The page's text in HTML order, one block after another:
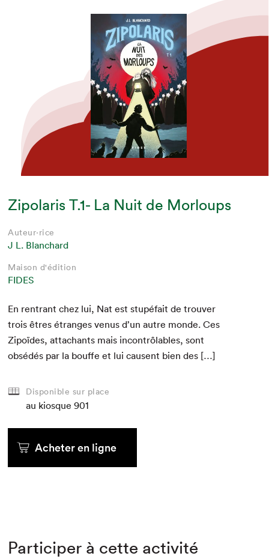
Zipolaris T.1- La Nuit de Morloups
Auteur·rice
J L. Blanchard
Maison d'édition
FIDES
En ren­trant chez lui, Nat est stupé­fait de trou­ver
trois êtres étranges venus d’un autre monde. Ces
Zipoïdes, attachants mais incon­trôlables, sont
obsédés par la bouffe et lui causent bien des […]
Disponible sur place
au kiosque 901
Acheter en ligne
Participer à cette activité